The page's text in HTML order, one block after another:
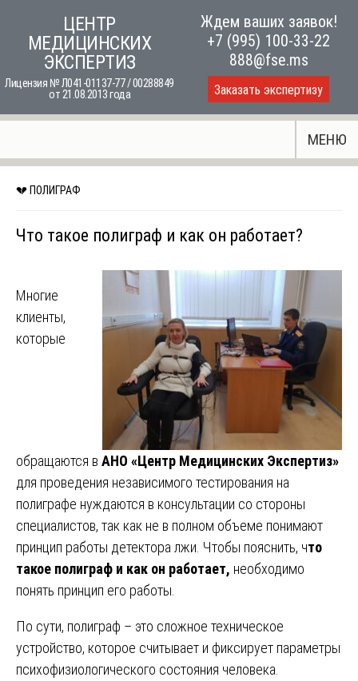
content
ЦЕНТР
МЕДИЦИНСКИХ
ЭКСПЕРТИЗ
Лицензия № Л041-01137-77 / 00288849
от 21.08.2013 года
Ждем ваших заявок!
+7 (995) 100-33-22
888@fse.ms
Заказать экспертизу
МЕНЮ
💔 ПОЛИГРАФ
Что такое полиграф и как он работает?
Многие
клиенты,
которые
обращаются в АНО «Центр Медицинских Экспертиз»
для проведения независимого тестирования на
полиграфе нуждаются в консультации со стороны
специалистов, так как не в полном объеме понимают
принцип работы детектора лжи. Чтобы пояснить, что
такое полиграф и как он работает, необходимо
понять принцип его работы.
По сути, полиграф – это сложное техническое
устройство, которое считывает и фиксирует параметры
психофизиологического состояния человека.